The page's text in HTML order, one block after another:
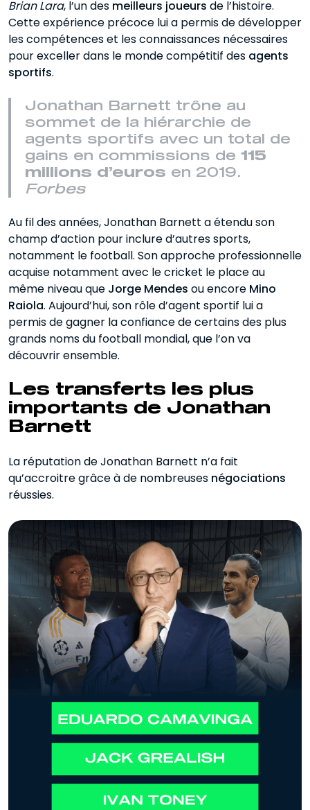
Brian Lara, l’un des meilleurs joueurs de l’histoire.
Cette expérience précoce lui a permis de développer
les compétences et les connaissances nécessaires
pour exceller dans le monde compétitif des agents
sportifs.
Jonathan Barnett trône au
sommet de la hiérarchie de
agents sportifs avec un total de
gains en commissions de 115
millions d’euros en 2019.
Forbes
Au fil des années, Jonathan Barnett a étendu son
champ d’action pour inclure d’autres sports,
notamment le football. Son approche professionnelle
acquise notamment avec le cricket le place au
même niveau que Jorge Mendes ou encore Mino
Raiola. Aujourd’hui, son rôle d’agent sportif lui a
permis de gagner la confiance de certains des plus
grands noms du football mondial, que l’on va
découvrir ensemble.
Les transferts les plus
importants de Jonathan
Barnett
La réputation de Jonathan Barnett n’a fait
qu’accroitre grâce à de nombreuses négociations
réussies.